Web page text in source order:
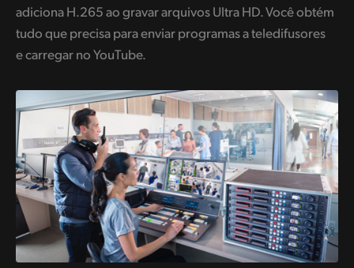
adiciona H.265 ao gravar arquivos Ultra HD. Você obtém
tudo que precisa para enviar programas a teledifusores
e carregar no YouTube.